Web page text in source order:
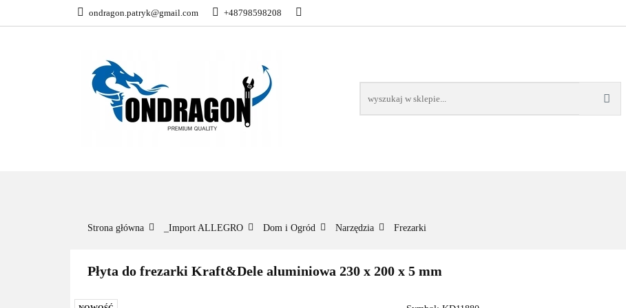
ondragon.patryk@gmail.com +48798598208
KATEGORIE NOWOŚCI BESTSELLERY WSZYSTKIE TOWARY
Strona główna _Import ALLEGRO Dom i Ogród Narzędzia Frezarki
Płyta do frezarki Kraft&Dele aluminiowa 230 x 200 x 5 mm